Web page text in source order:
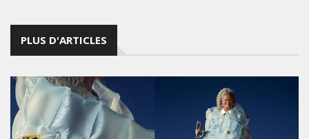
PLUS D'ARTICLES